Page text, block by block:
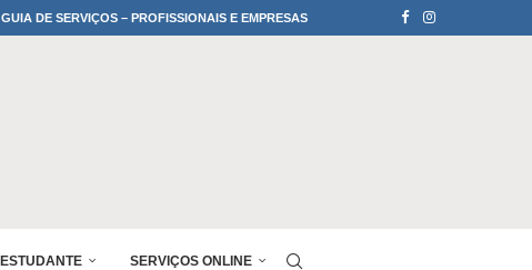
GUIA DE SERVIÇOS – PROFISSIONAIS E EMPRESAS
ESTUDANTE SERVIÇOS ONLINE